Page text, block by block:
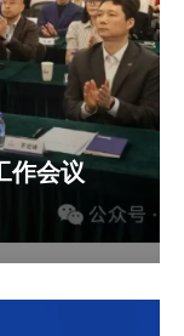
作会议